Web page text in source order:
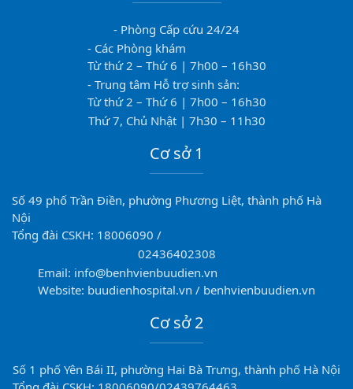
- Phòng Cấp cứu 24/24
- Các Phòng khám
Từ thứ 2 – Thứ 6 | 7h00 – 16h30
- Trung tâm Hỗ trợ sinh sản:
Từ thứ 2 – Thứ 6 | 7h00 – 16h30
Thứ 7, Chủ Nhật | 7h30 – 11h30
Cơ sở 1
Số 49 phố Trần Điền, phường Phương Liệt, thành phố Hà
Nội
Tổng đài CSKH: 18006090 /
02436402308
Email: info@benhvienbuudien.vn
Website: buudienhospital.vn / benhvienbuudien.vn
Cơ sở 2
Số 1 phố Yên Bái II, phường Hai Bà Trưng, thành phố Hà Nội